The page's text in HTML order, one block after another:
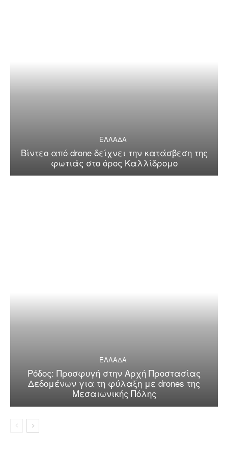
ΕΛΛΑΔΑ
Βίντεο από drone δείχνει την κατάσβεση της
φωτιάς στο όρος Καλλίδρομο
ΕΛΛΑΔΑ
Ρόδος: Προσφυγή στην Αρχή Προστασίας
Δεδομένων για τη φύλαξη με drones της
Μεσαιωνικής Πόλης